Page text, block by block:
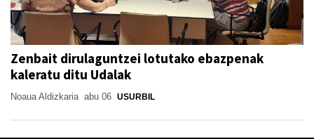
Zenbait dirulaguntzei lotutako ebazpenak
kaleratu ditu Udalak
Noaua Aldizkaria abu 06 USURBIL